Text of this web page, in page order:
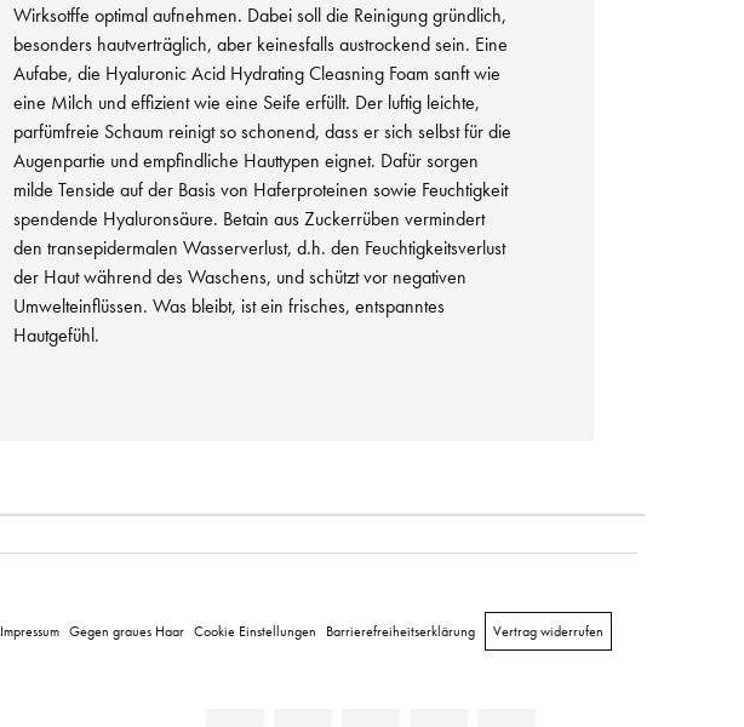
Wirksotffe optimal aufnehmen. Dabei soll die Reinigung gründlich,
besonders hautverträglich, aber keinesfalls austrockend sein. Eine
Aufabe, die Hyaluronic Acid Hydrating Cleasning Foam sanft wie
eine Milch und effizient wie eine Seife erfüllt. Der luftig leichte,
parfümfreie Schaum reinigt so schonend, dass er sich selbst für die
Augenpartie und empfindliche Hauttypen eignet. Dafür sorgen
milde Tenside auf der Basis von Haferproteinen sowie Feuchtigkeit
spendende Hyaluronsäure. Betain aus Zuckerrüben vermindert
den transepidermalen Wasserverlust, d.h. den Feuchtigkeitsverlust
der Haut während des Waschens, und schützt vor negativen
Umwelteinflüssen. Was bleibt, ist ein frisches, entspanntes
Hautgefühl.
Impressum Gegen graues Haar Cookie Einstellungen Barrierefreiheitserklärung Vertrag widerrufen